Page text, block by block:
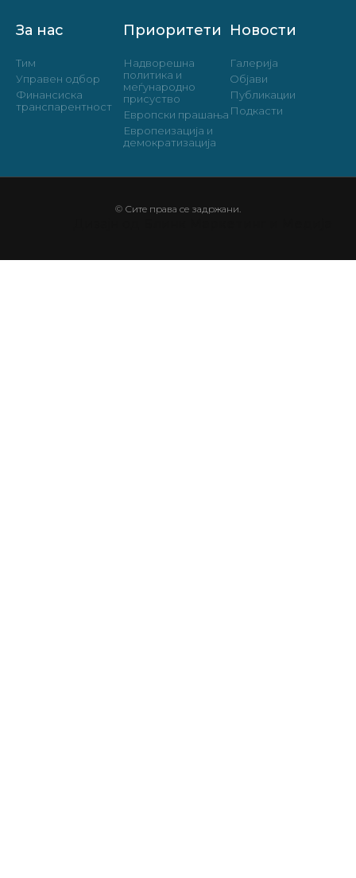
За нас
Тим
Управен одбор
Финансиска
транспарентност
Приоритети
Надворешна
политика и
меѓународно
присуство
Европски прашања
Европеизација и
демократизација
Новости
Галерија
Објави
Публикации
Подкасти
© Сите права се задржани.